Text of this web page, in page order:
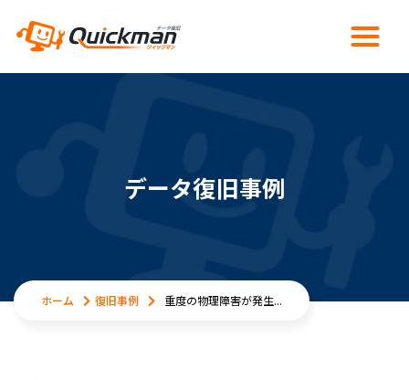
データ復旧事例
ホーム 復旧事例 重度の物理障害が発生...